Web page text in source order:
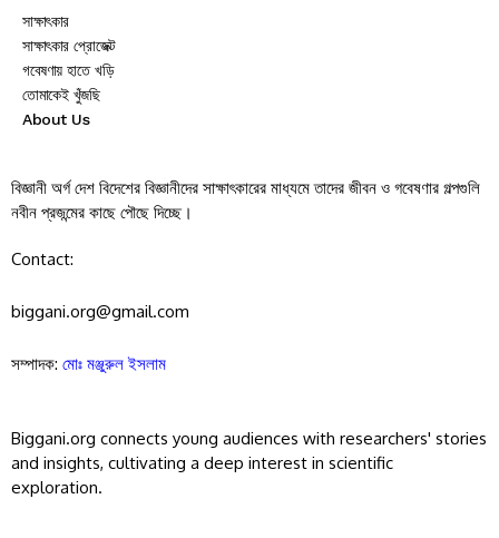
সাক্ষাৎকার
সাক্ষাৎকার প্রোজেক্ট
গবেষণায় হাতে খড়ি
তোমাকেই খুঁজছি
About Us
বিজ্ঞানী অর্গ দেশ বিদেশের বিজ্ঞানীদের সাক্ষাৎকারের মাধ্যমে তাদের জীবন ও গবেষণার গল্পগুলি
নবীন প্রজন্মের কাছে পৌছে দিচ্ছে।
Contact:
biggani.org@gmail.com
সম্পাদক: মোঃ মঞ্জুরুল ইসলাম
Biggani.org connects young audiences with researchers' stories
and insights, cultivating a deep interest in scientific
exploration.